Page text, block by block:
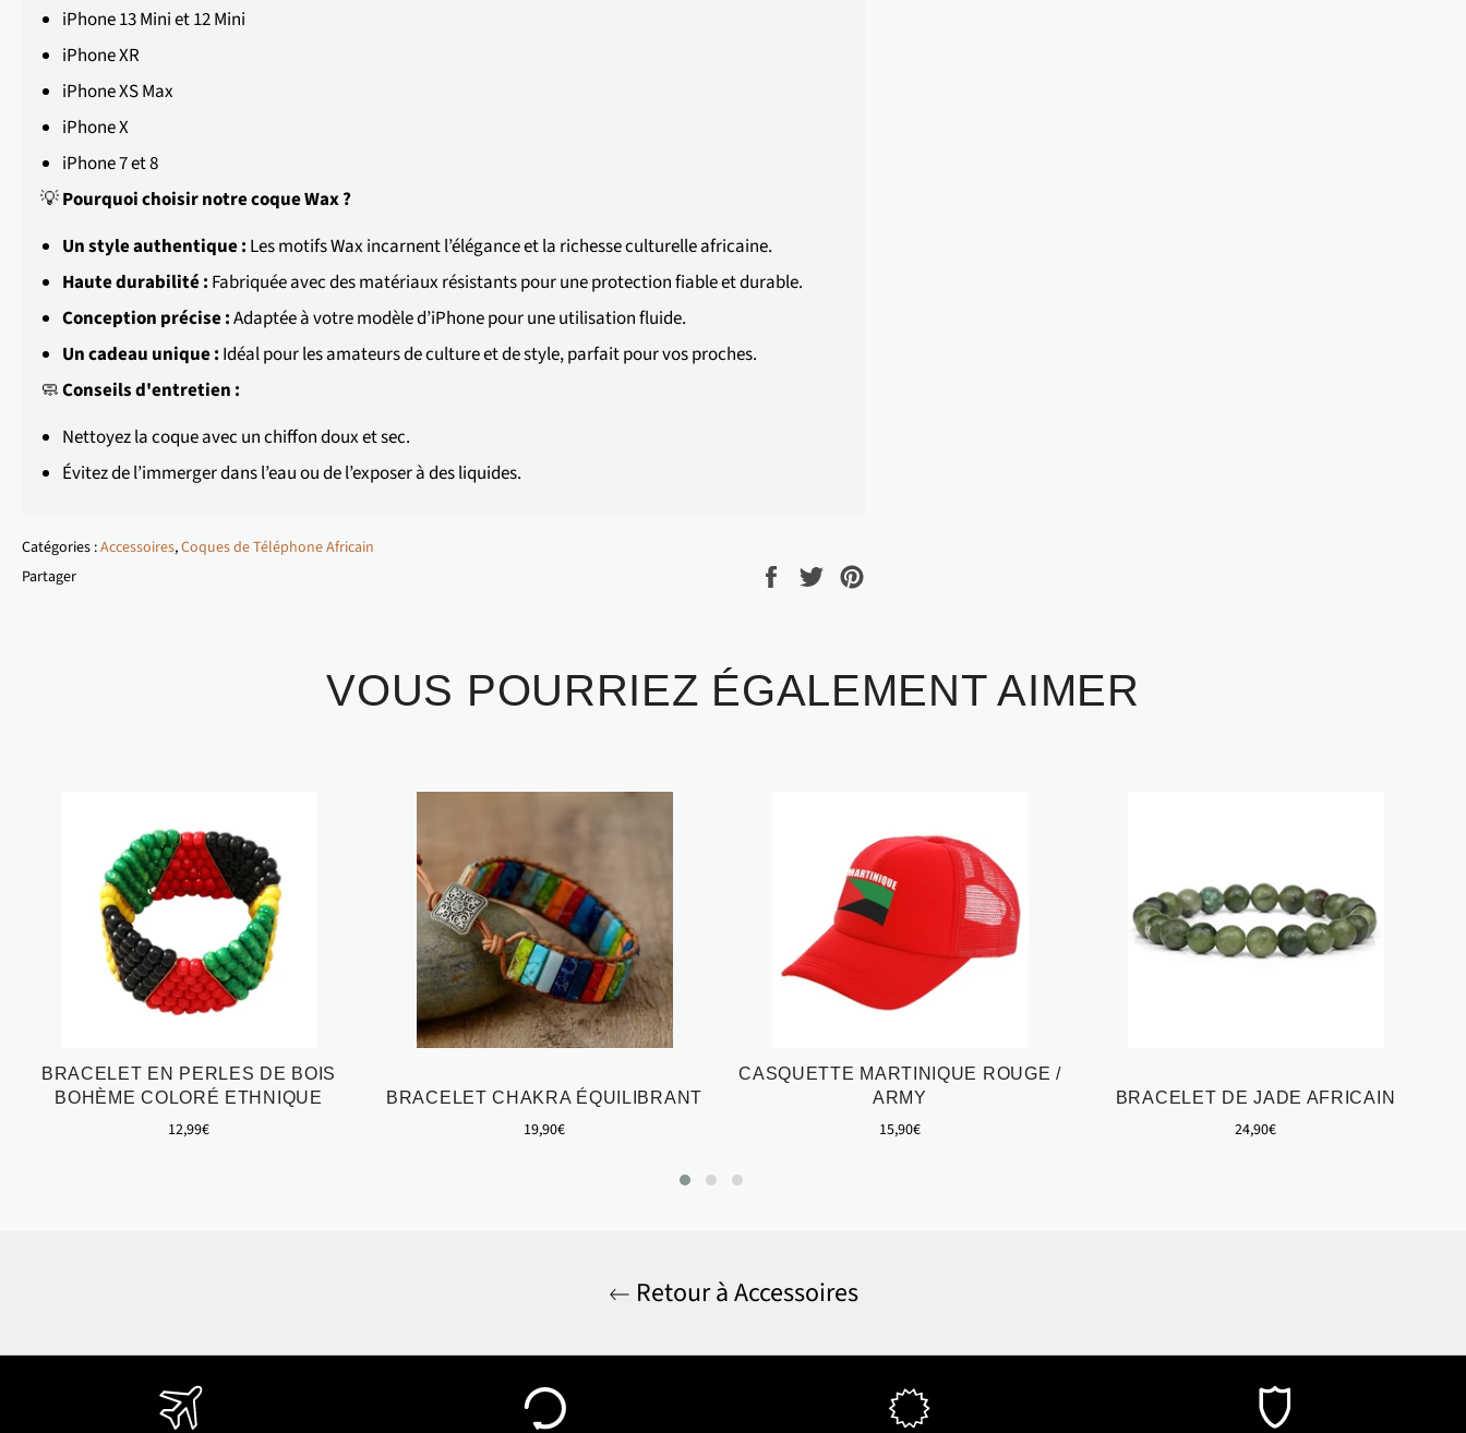
iPhone 13 Mini et 12 Mini
iPhone XR
iPhone XS Max
iPhone X
iPhone7 et 8
💡Pourquoi choisir notre coque Wax ?
Un style authentique : Les motifs Wax incarnent l’élégance et la richesse culturelle africaine.
Haute durabilité : Fabriquée avec des matériaux résistants pour une protection fiable et durable.
Conception précise :Adaptée à votre modèle d’iPhone pour une utilisation fluide.
Un cadeau unique : Idéal pour les amateurs de culture et de style, parfait pour vos proches.
🧼Conseils d'entretien :
Nettoyez la coque avec un chiffon doux et sec.
Évitez de l’immerger dans l’eau ou de l’exposer à des liquides.
Catégories :Accessoires,Coques de Téléphone Africain
Partager
PartagerTweeter
VOUS POURRIEZ ÉGALEMENT AIMER
BRACELET EN PERLES DE BOIS
BOHÈME COLORÉ ETHNIQUE
Prix
12,99€
BRACELET CHAKRA ÉQUILIBRANT
Prix
19,90€
CASQUETTE MARTINIQUE ROUGE /
ARMY
Prix
15,90€
BRACELET DE JADE AFRICAIN
Prix
24,90€
Retour à Accessoires